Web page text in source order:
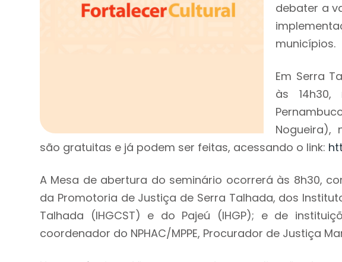
debater a
municípios.
Em Serra
às
Nogueira),
são gratuitas e já podem ser feitas, acessando o link:
A Mesa de abertura do seminário ocorrerá às 8h30,
da Promotoria de Justiça de Serra Talhada, dos
Talhada (IHGCST) e do Pajeú (IHGP); e de
coordenador do NPHAC/MPPE, Procurador de Justiça